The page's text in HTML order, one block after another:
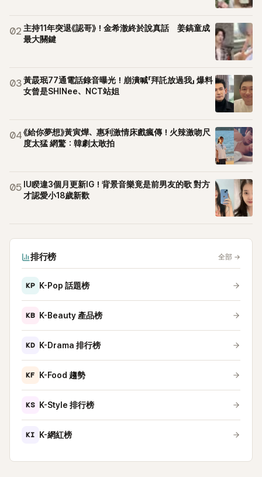
02 主持11年突退《認哥》！金希澈終於說真話 姜鎬童成
最大關鍵
03黃晸珉77通電話錄音曝光！崩潰喊「拜託放過我」 爆料
女曾是SHINee、NCT站姐
04《給你夢想》黃寅燁、惠利激情床戲瘋傳！火辣激吻尺
度太猛 網驚：韓劇太敢拍
05 IU睽違3個月更新IG！背景音樂竟是前男友的歌 對方
才認愛小18歲新歡
排行榜 全部 →
KP K-Pop 話題榜
KB K-Beauty 產品榜
KD K-Drama 排行榜
KF K-Food 趨勢
KS K-Style 排行榜
KI K-網紅榜